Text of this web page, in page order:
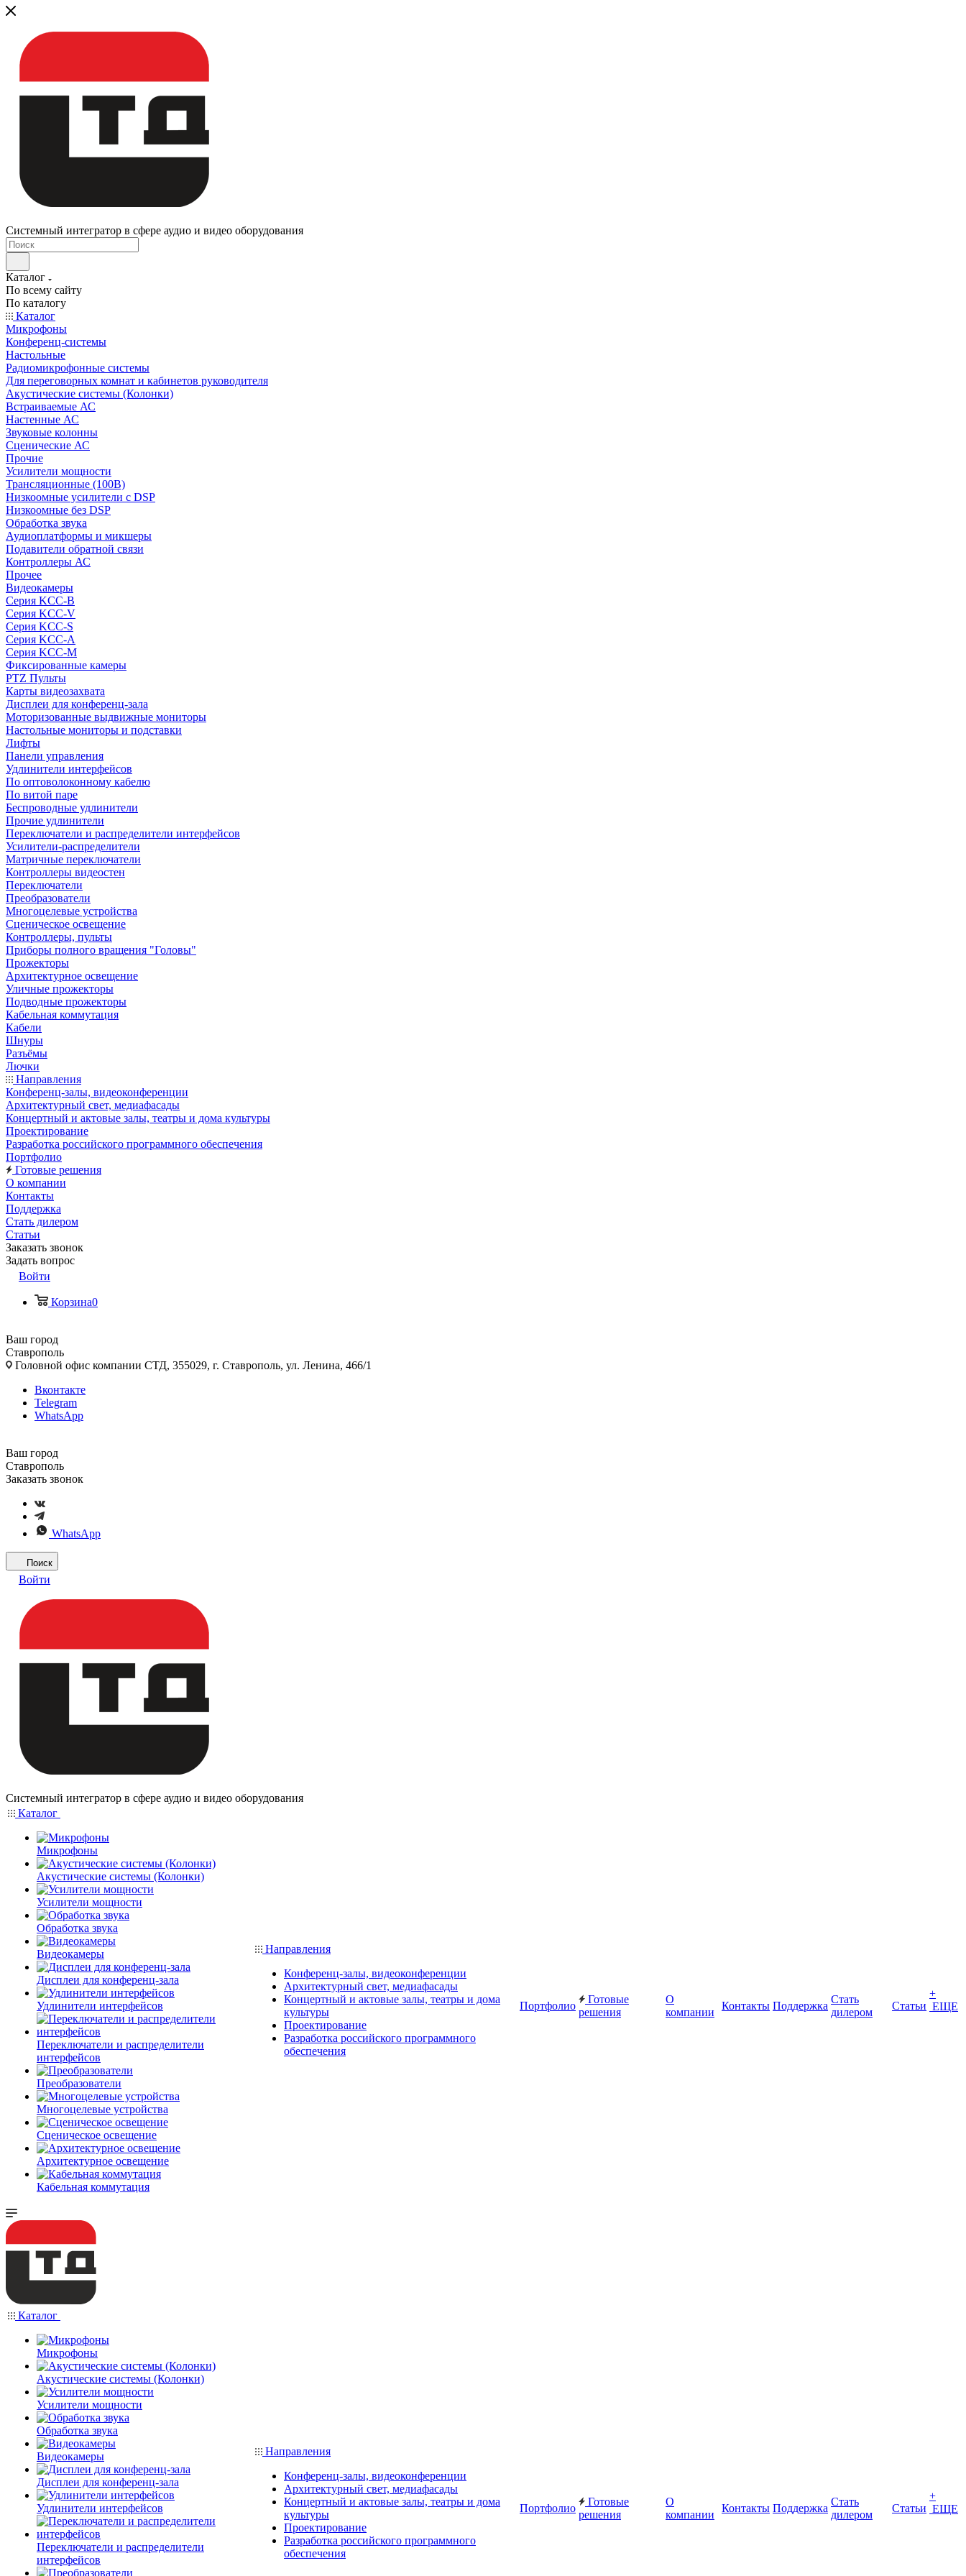
Системный интегратор в сфере аудио и видео оборудования
Каталог
По всему сайту
По каталогу
Каталог
Микрофоны
Конференц-системы
Настольные
Радиомикрофонные системы
Для переговорных комнат и кабинетов руководителя
Акустические системы (Колонки)
Встраиваемые АС
Настенные АС
Звуковые колонны
Сценические АС
Прочие
Усилители мощности
Трансляционные (100В)
Низкоомные усилители с DSP
Низкоомные без DSP
Обработка звука
Аудиоплатформы и микшеры
Подавители обратной связи
Контроллеры АС
Прочее
Видеокамеры
Серия KCC-B
Серия KCC-V
Серия KCC-S
Серия KCC-A
Серия KCC-M
Фиксированные камеры
PTZ Пульты
Карты видеозахвата
Дисплеи для конференц-зала
Моторизованные выдвижные мониторы
Настольные мониторы и подставки
Лифты
Панели управления
Удлинители интерфейсов
По оптоволоконному кабелю
По витой паре
Беспроводные удлинители
Прочие удлинители
Переключатели и распределители интерфейсов
Усилители-распределители
Матричные переключатели
Контроллеры видеостен
Переключатели
Преобразователи
Многоцелевые устройства
Сценическое освещение
Контроллеры, пульты
Приборы полного вращения "Головы"
Прожекторы
Архитектурное освещение
Уличные прожекторы
Подводные прожекторы
Кабельная коммутация
Кабели
Шнуры
Разъёмы
Лючки
Направления
Конференц-залы, видеоконференции
Архитектурный свет, медиафасады
Концертный и актовые залы, театры и дома культуры
Проектирование
Разработка российского программного обеспечения
Портфолио
Готовые решения
О компании
Контакты
Поддержка
Стать дилером
Статьи
Заказать звонок
Задать вопрос
Войти
Корзина0
Ваш город
Ставрополь
Головной офис компании СТД, 355029, г. Ставрополь, ул. Ленина, 466/1
Вконтакте
Telegram
WhatsApp
Ваш город
Ставрополь
Заказать звонок
WhatsApp
Поиск
Войти
Системный интегратор в сфере аудио и видео оборудования
Каталог
Микрофоны
Акустические системы (Колонки)
Усилители мощности
Обработка звука
Видеокамеры
Дисплеи для конференц-зала
Удлинители интерфейсов
Переключатели и распределители
интерфейсов
Преобразователи
Многоцелевые устройства
Сценическое освещение
Архитектурное освещение
Кабельная коммутация
Направления
Конференц-залы, видеоконференции
Архитектурный свет, медиафасады
Концертный и актовые залы, театры и дома
культуры
Проектирование
Разработка российского программного
обеспечения
Портфолио
Готовые
решения
О
компании
Контакты Поддержка
Стать
дилером
Статьи
+
ЕЩЕ
Каталог
Микрофоны
Акустические системы (Колонки)
Усилители мощности
Обработка звука
Видеокамеры
Дисплеи для конференц-зала
Удлинители интерфейсов
Переключатели и распределители
интерфейсов
Направления
Конференц-залы, видеоконференции
Архитектурный свет, медиафасады
Концертный и актовые залы, театры и дома
культуры
Проектирование
Разработка российского программного
обеспечения
Портфолио
Готовые
решения
О
компании
Контакты Поддержка
Стать
дилером
Статьи
+
ЕЩЕ